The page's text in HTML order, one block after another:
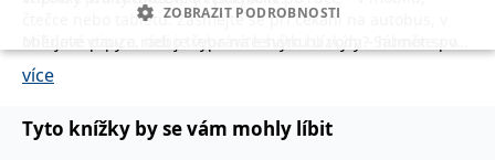
Velké knize vtipu
zároveň zpestří váš repertoár anekdot. Těšit se můžete na
grády!
čtečce nebo tabletu. Zasmějte se při čekání na autobus, v
najde kdekoliv a kdykoliv.
více
Tyto knížky by se vám mohly líbit
ZOBRAZIT PODROBNOSTI
NEZBYTNÉ ANALYTICKÉ MARKETINGOVÉ